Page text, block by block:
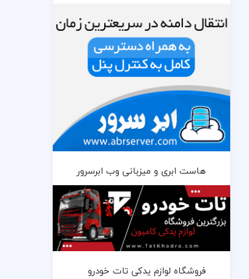
هاست ابری و میزبانی وب ابرسرور
فروشگاه لوازم یدکی تات خودرو